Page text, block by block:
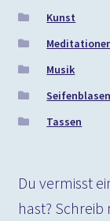
Kunst
Musik
Seifenblasen
Tassen
Du vermisst
hast?